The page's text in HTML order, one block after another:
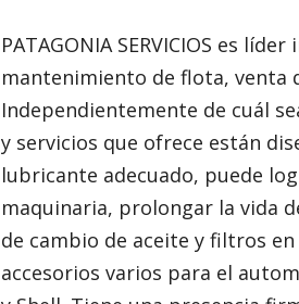
PATAGONIA SERVICIOS es
mantenimiento de flota, venta
Independientemente de cuál
y servicios que ofrece están
lubricante adecuado, puede
maquinaria, prolongar la vida
de cambio de aceite y filtros
accesorios varios para el